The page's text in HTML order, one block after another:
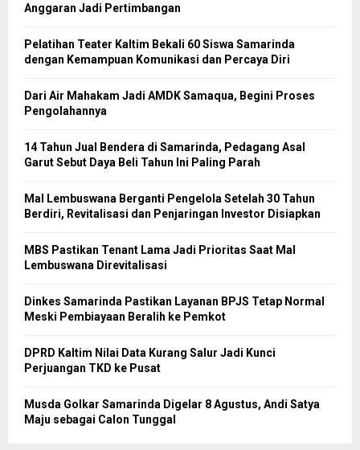
Anggaran Jadi Pertimbangan
Pelatihan Teater Kaltim Bekali 60 Siswa Samarinda
dengan Kemampuan Komunikasi dan Percaya Diri
Dari Air Mahakam Jadi AMDK Samaqua, Begini Proses
Pengolahannya
14 Tahun Jual Bendera di Samarinda, Pedagang Asal
Garut Sebut Daya Beli Tahun Ini Paling Parah
Mal Lembuswana Berganti Pengelola Setelah 30 Tahun
Berdiri, Revitalisasi dan Penjaringan Investor Disiapkan
MBS Pastikan Tenant Lama Jadi Prioritas Saat Mal
Lembuswana Direvitalisasi
Dinkes Samarinda Pastikan Layanan BPJS Tetap Normal
Meski Pembiayaan Beralih ke Pemkot
DPRD Kaltim Nilai Data Kurang Salur Jadi Kunci
Perjuangan TKD ke Pusat
Musda Golkar Samarinda Digelar 8 Agustus, Andi Satya
Maju sebagai Calon Tunggal